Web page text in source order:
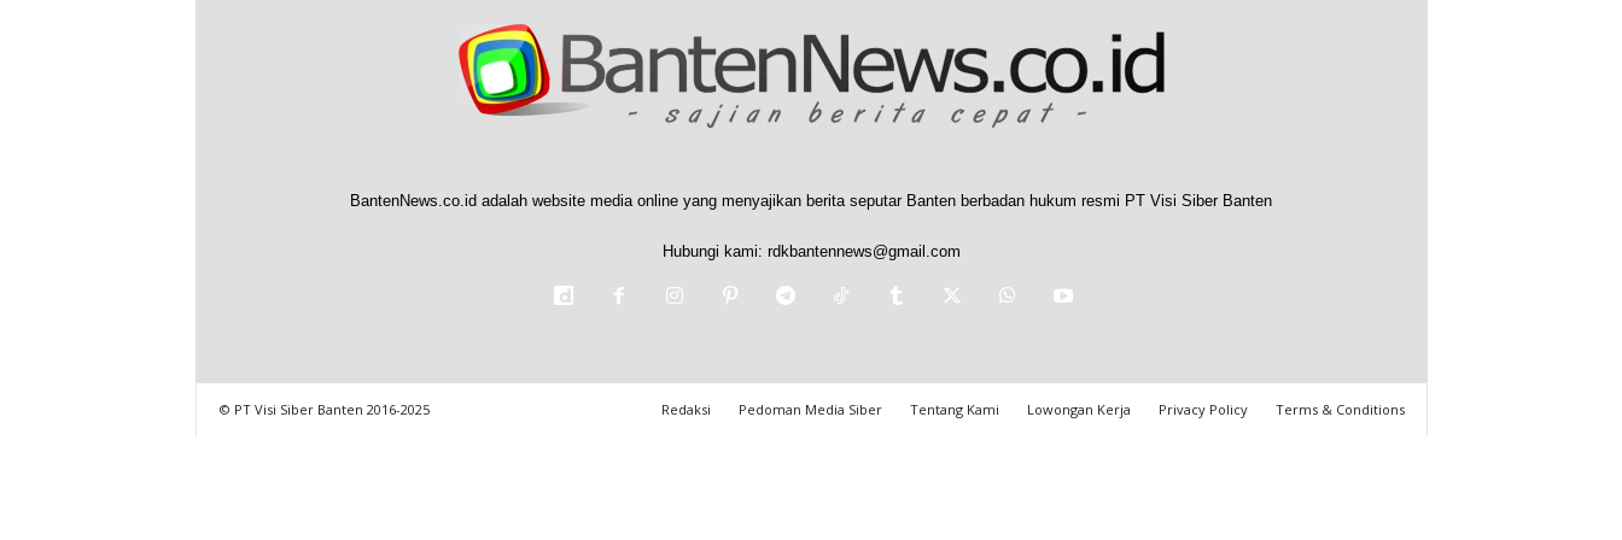
BantenNews.co.id adalah website media online yang menyajikan berita seputar Banten berbadan hukum resmi PT Visi Siber Banten
Hubungi kami: rdkbantennews@gmail.com
Redaksi Pedoman Media Siber Tentang Kami Lowongan Kerja Privacy Policy Terms & Conditions
© PT Visi Siber Banten 2016-2025